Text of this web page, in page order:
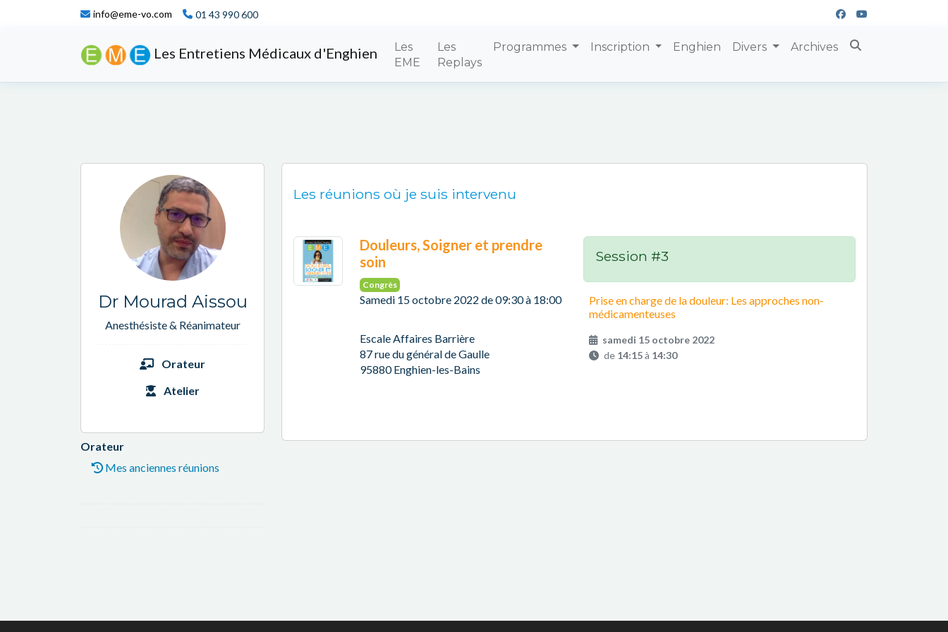
info@eme-vo.com 01 43 990 600
Les Entretiens Médicaux d'Enghien
Les
EME
Les
Replays
Programmes Inscription Enghien Divers Archives
Dr Mourad Aissou
Anesthésiste & Réanimateur
Orateur
Atelier
Orateur
Mes anciennes réunions
Les réunions où je suis intervenu
Douleurs, Soigner et prendre
soin
Congrès
Samedi 15 octobre 2022 de 09:30 à 18:00
Escale Affaires Barrière
87 rue du général de Gaulle
95880 Enghien-les-Bains
Session #3
Prise en charge de la douleur: Les approches non-
médicamenteuses
samedi 15 octobre 2022
de 14:15à 14:30